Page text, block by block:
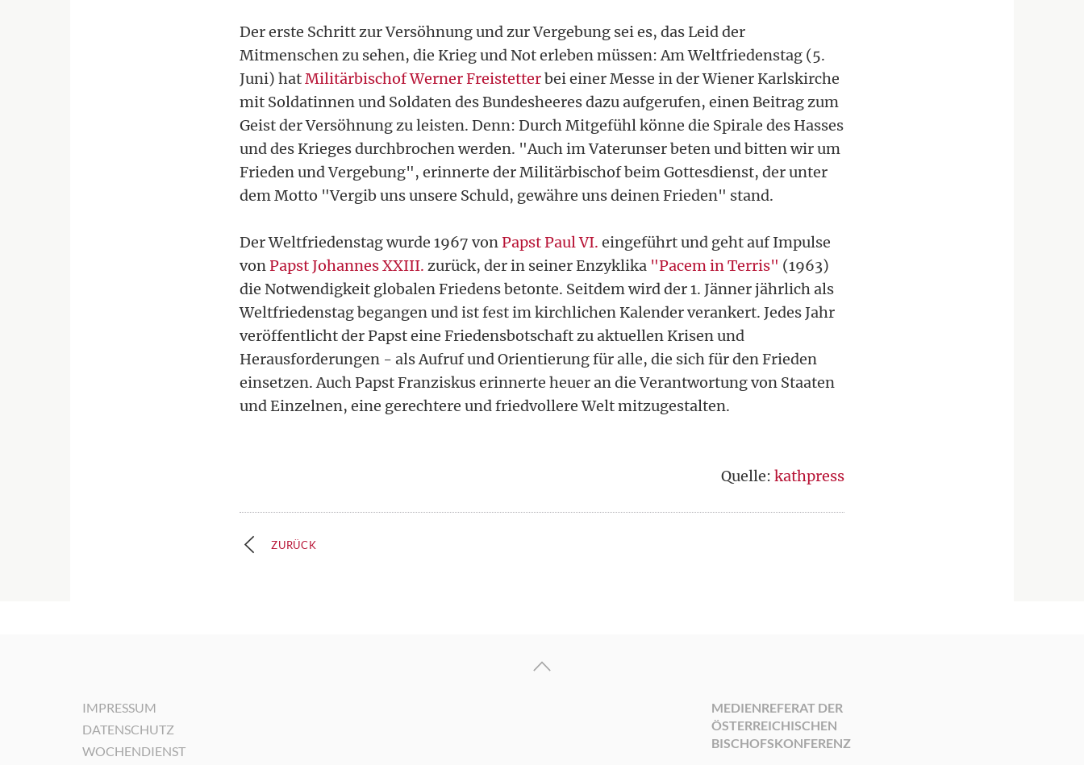
Der erste Schritt zur Versöhnung und zur Vergebung sei es, das Leid der
Mitmenschen zu sehen, die Krieg und Not erleben müssen: Am Weltfriedenstag (5.
Juni) hatMilitärbischof Werner Freistetterbei einer Messe in der Wiener Karlskirche
mit Soldatinnen und Soldaten des Bundesheeres dazu aufgerufen, einen Beitrag zum
Geist der Versöhnung zu leisten. Denn: Durch Mitgefühl könne die Spirale des Hasses
und des Krieges durchbrochen werden. "Auch im Vaterunser beten und bitten wir um
Frieden und Vergebung", erinnerte der Militärbischof beim Gottesdienst, der unter
dem Motto "Vergib uns unsere Schuld, gewähre uns deinen Frieden" stand.
Der Weltfriedenstag wurde 1967 vonPapst Paul VI. eingeführt und geht auf Impulse
vonPapst Johannes XXIII. zurück, der in seiner Enzyklika "Pacem in Terris" (1963)
die Notwendigkeit globalen Friedens betonte. Seitdem wird der 1. Jänner jährlich als
Weltfriedenstag begangen und ist fest im kirchlichen Kalender verankert. Jedes Jahr
veröffentlicht der Papst eine Friedensbotschaft zu aktuellen Krisen und
Herausforderungen - als Aufruf und Orientierung für alle, die sich für den Frieden
einsetzen. Auch Papst Franziskus erinnerte heuer an die Verantwortung von Staaten
und Einzelnen, eine gerechtere und friedvollere Welt mitzugestalten.
Quelle: kathpress
ZURÜCK
IMPRESSUM
DATENSCHUTZ
WOCHENDIENST
MEDIENREFERAT DER
ÖSTERREICHISCHEN
BISCHOFSKONFERENZ